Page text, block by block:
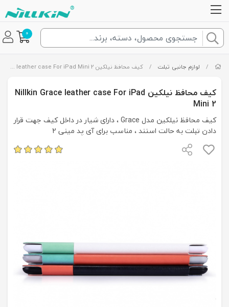
0
/ لوازم جانبی تبلت / کیف محافظ نیلکین Nillkin Grace leather case For iPad Mini 2
کیف محافظ نیلکین Nillkin Grace leather case For iPad
Mini 2
کیف محافظ نیلکین مدل Grace ، دارای شیار در داخل کیف جهت قرار
دادن تبلت به حالت استند ، مناسب برای آی پد مینی 2